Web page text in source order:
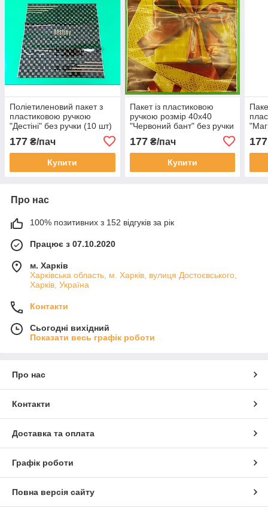
Поліетиленовий пакет з
пластиковою ручкою
"Дестіні" без ручки (10 шт)
177 ₴/пач
Купити
Пакет із пластиковою
ручкою розмір 40х40
"Червоний бант" без ручки
177₴/пач
Купити
177
Про нас
100% позитивних з 152 відгуків за рік
Працює з 07.10.2020
м. Харків
Харківська область, м. Харків, вулиця Достоєвського,
Харків, Україна
Контакти
Сьогодні вихідний
Показати весь графік роботи
Про нас
Контакти
Доставка та оплата
Графік роботи
Повна версія сайту